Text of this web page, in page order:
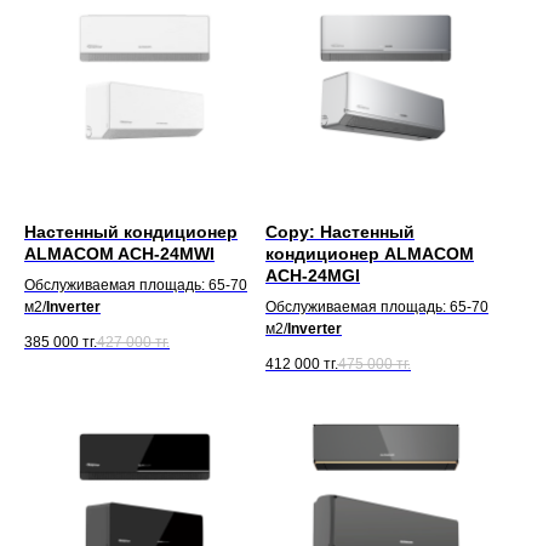
Настенный кондиционер
ALMACOM ACH-24MWI
Обслуживаемая площадь: 65-70
м2/Inverter
385 000 тг.427 000 тг.
Copy: Настенный
кондиционер ALMACOM
ACH-24MGI
Обслуживаемая площадь: 65-70
м2/Inverter
412 000 тг.475 000 тг.